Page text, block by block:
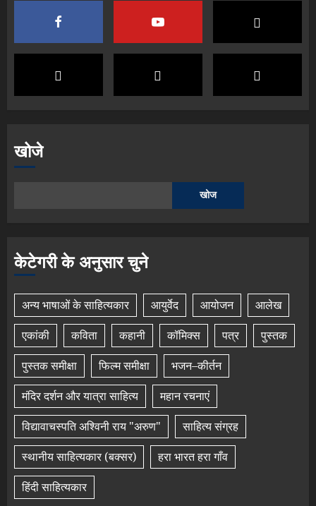
खोजे
खोज
केटेगरी के अनुसार चुने
अन्य भाषाओं के साहित्यकार आयुर्वेद आयोजन
आलेख
एकांकी
कविता कहानी कॉमिक्स पत्र
पुस्तक
पुस्तक समीक्षा
फिल्म समीक्षा
भजन–कीर्तन
मंदिर दर्शन और यात्रा साहित्य
महान रचनाएं
विद्यावाचस्पति अश्विनी राय "अरुण"
साहित्य संग्रह
स्थानीय साहित्यकार (बक्सर)
हरा भारत हरा गाँव
हिंदी साहित्यकार